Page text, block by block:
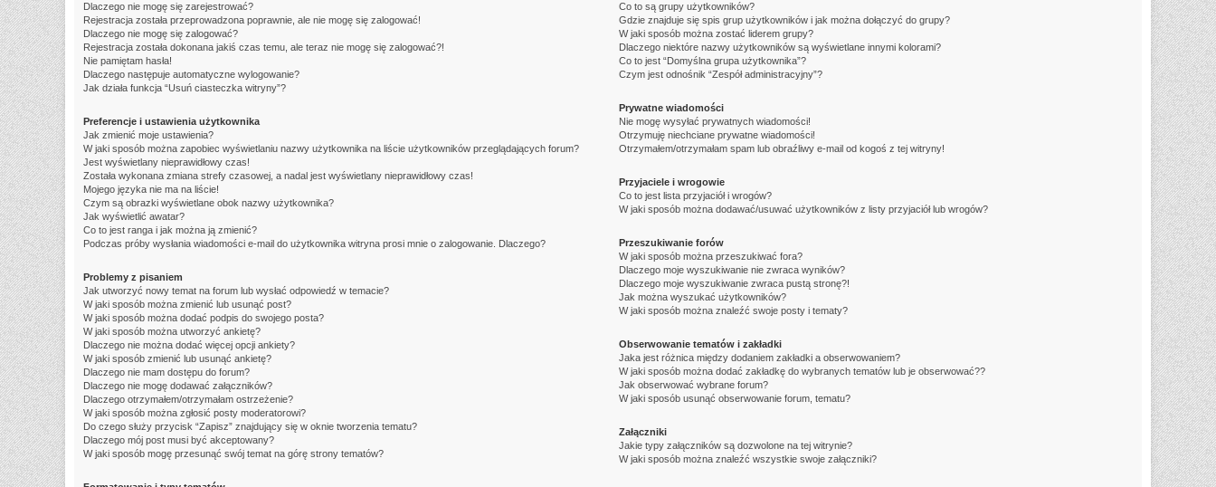
Dlaczego nie mogę się zarejestrować?
Rejestracja została przeprowadzona poprawnie, ale nie mogę się zalogować!
Dlaczego nie mogę się zalogować?
Rejestracja została dokonana jakiś czas temu, ale teraz nie mogę się zalogować?!
Nie pamiętam hasła!
Dlaczego następuje automatyczne wylogowanie?
Jak działa funkcja “Usuń ciasteczka witryny”?
Preferencje i ustawienia użytkownika
Jak zmienić moje ustawienia?
W jaki sposób można zapobiec wyświetlaniu nazwy użytkownika na liście użytkowników przeglądających forum?
Jest wyświetlany nieprawidłowy czas!
Została wykonana zmiana strefy czasowej, a nadal jest wyświetlany nieprawidłowy czas!
Mojego języka nie ma na liście!
Czym są obrazki wyświetlane obok nazwy użytkownika?
Jak wyświetlić awatar?
Co to jest ranga i jak można ją zmienić?
Podczas próby wysłania wiadomości e-mail do użytkownika witryna prosi mnie o zalogowanie. Dlaczego?
Problemy z pisaniem
Jak utworzyć nowy temat na forum lub wysłać odpowiedź w temacie?
W jaki sposób można zmienić lub usunąć post?
W jaki sposób można dodać podpis do swojego posta?
W jaki sposób można utworzyć ankietę?
Dlaczego nie można dodać więcej opcji ankiety?
W jaki sposób zmienić lub usunąć ankietę?
Dlaczego nie mam dostępu do forum?
Dlaczego nie mogę dodawać załączników?
Dlaczego otrzymałem/otrzymałam ostrzeżenie?
W jaki sposób można zgłosić posty moderatorowi?
Do czego służy przycisk “Zapisz” znajdujący się w oknie tworzenia tematu?
Dlaczego mój post musi być akceptowany?
W jaki sposób mogę przesunąć swój temat na górę strony tematów?
Co to są grupy użytkowników?
Gdzie znajduje się spis grup użytkowników i jak można dołączyć do grupy?
W jaki sposób można zostać liderem grupy?
Dlaczego niektóre nazwy użytkowników są wyświetlane innymi kolorami?
Co to jest “Domyślna grupa użytkownika”?
Czym jest odnośnik “Zespół administracyjny”?
Prywatne wiadomości
Nie mogę wysyłać prywatnych wiadomości!
Otrzymuję niechciane prywatne wiadomości!
Otrzymałem/otrzymałam spam lub obraźliwy e-mail od kogoś z tej witryny!
Przyjaciele i wrogowie
Co to jest lista przyjaciół i wrogów?
W jaki sposób można dodawać/usuwać użytkowników z listy przyjaciół lub wrogów?
Przeszukiwanie forów
W jaki sposób można przeszukiwać fora?
Dlaczego moje wyszukiwanie nie zwraca wyników?
Dlaczego moje wyszukiwanie zwraca pustą stronę?!
Jak można wyszukać użytkowników?
W jaki sposób można znaleźć swoje posty i tematy?
Obserwowanie tematów i zakładki
Jaka jest różnica między dodaniem zakładki a obserwowaniem?
W jaki sposób można dodać zakładkę do wybranych tematów lub je obserwować??
Jak obserwować wybrane forum?
W jaki sposób usunąć obserwowanie forum, tematu?
Załączniki
Jakie typy załączników są dozwolone na tej witrynie?
W jaki sposób można znaleźć wszystkie swoje załączniki?